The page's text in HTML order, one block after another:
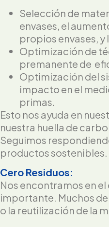
Selección de
envases, el
propios envases,
Optimización de
premanente de
Optimización del
impacto en el
primas.
Esto nos ayuda en
nuestra huella de
Seguimos
productos
Cero Residuos:
Nos encontramos en
importante. Muchos
o la reutilización de la